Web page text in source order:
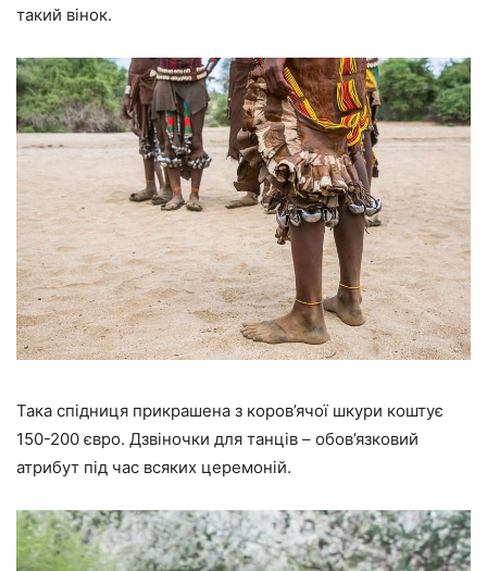
такий вінок.
Така спідниця прикрашена з коров’ячої шкури коштує
150-200 євро. Дзвіночки для танців – обов’язковий
атрибут під час всяких церемоній.